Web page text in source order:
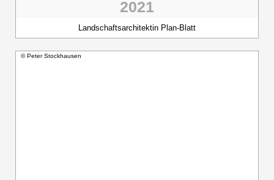
2021
Landschaftsarchitektin Plan-Blatt
© Peter Stockhausen